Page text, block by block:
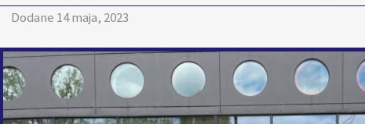
Dodane 14 maja, 2023